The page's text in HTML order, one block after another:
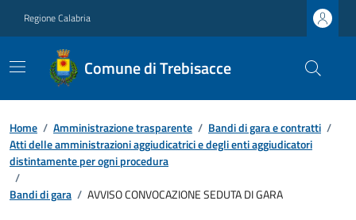
Regione Calabria
Comune di Trebisacce
Home / Amministrazione trasparente / Bandi di gara e contratti /
Atti delle amministrazioni aggiudicatrici e degli enti aggiudicatori
distintamente per ogni procedura
/
Bandi di gara / AVVISO CONVOCAZIONE SEDUTA DI GARA